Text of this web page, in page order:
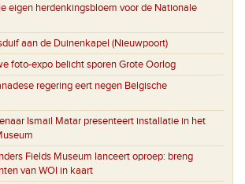
eigen herdenkingsbloem voor de Nationale
aan de Duinenkapel (Nieuwpoort)
foto-expo belicht sporen Grote Oorlog
regering eert negen Belgische
Ismail Matar presenteert installatie in het
Fields Museum lanceert oproep: breng
van WOI in kaart